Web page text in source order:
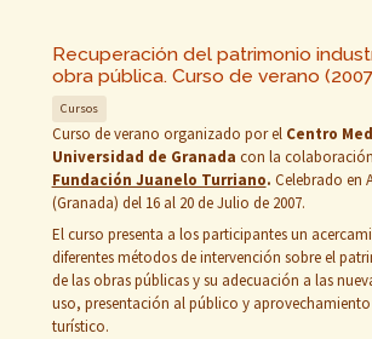
Recuperación del patrimonio
obra pública. Curso de verano
Cursos
Curso de verano organizado por el Centro
Universidad de Granada con la
Fundación Juanelo Turriano. Celebrado en
(Granada) del 16 al 20 de Julio de 2007.
El curso presenta a los participantes un
diferentes métodos de intervención sobre el
de las obras públicas y su adecuación a las
uso, presentación al público y
turístico.